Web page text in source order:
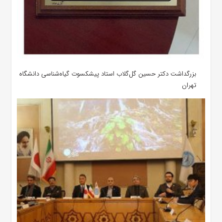
بزرگداشت دکتر حسین گل‌گلاب استاد پیشکسوت گیاه‌شناسی دانشگاه
تهران